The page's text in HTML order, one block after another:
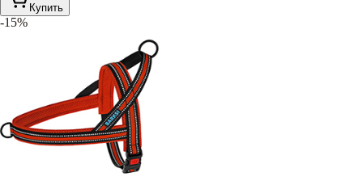
Купить
-15%